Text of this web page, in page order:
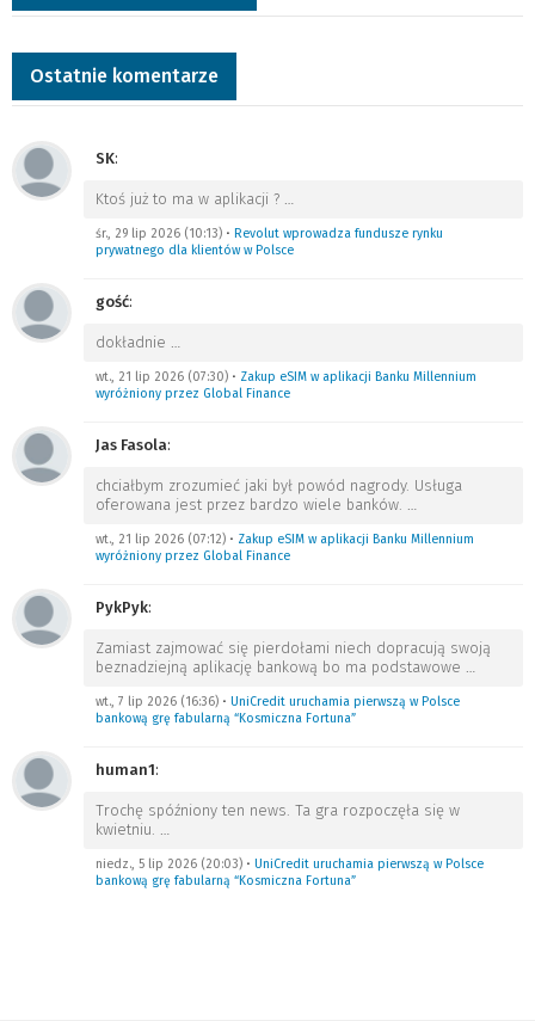
Ostatnie komentarze
SK:
Ktoś już to ma w aplikacji ? …
śr., 29 lip 2026 (10:13) • Revolut wprowadza fundusze rynku
prywatnego dla klientów w Polsce
gość:
dokładnie …
wt., 21 lip 2026 (07:30) • Zakup eSIM w aplikacji Banku Millennium
wyróżniony przez Global Finance
Jas Fasola:
chciałbym zrozumieć jaki był powód nagrody. Usługa
oferowana jest przez bardzo wiele banków. …
wt., 21 lip 2026 (07:12) • Zakup eSIM w aplikacji Banku Millennium
wyróżniony przez Global Finance
PykPyk:
Zamiast zajmować się pierdołami niech dopracują swoją
beznadziejną aplikację bankową bo ma podstawowe …
wt., 7 lip 2026 (16:36) • UniCredit uruchamia pierwszą w Polsce
bankową grę fabularną “Kosmiczna Fortuna”
human1:
Trochę spóźniony ten news. Ta gra rozpoczęła się w
kwietniu. …
niedz., 5 lip 2026 (20:03) • UniCredit uruchamia pierwszą w Polsce
bankową grę fabularną “Kosmiczna Fortuna”